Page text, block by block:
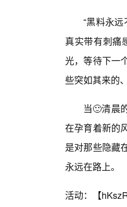
“黑料永
真实带有刺痛
光，等待下一
些突如其来的
当🙂清晨
在孕育着新的
是对那些隐藏
永远在路上。
活动：【